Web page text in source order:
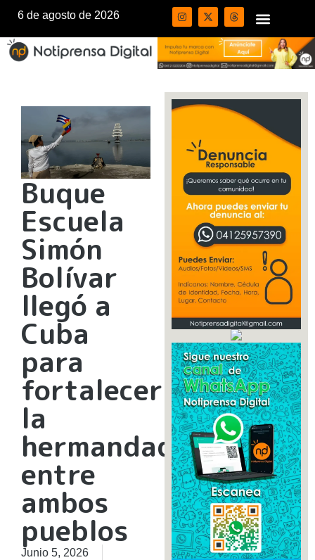
6 de agosto de 2026
Buque
Escuela
Simón
Bolívar
llegó a
Cuba
para
fortalecer
la
hermandad
entre
ambos
pueblos
Junio 5, 2026